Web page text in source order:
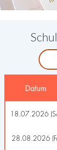
Datum
18.07.2026
28.08.2026